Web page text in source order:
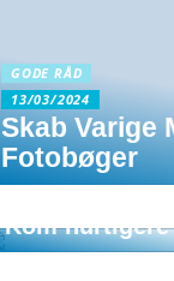
GODE RÅD
13/03/2024
Skab Varige
Fotobøger
01/10/2022
Kom